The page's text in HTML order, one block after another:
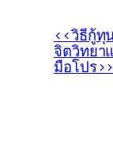
<<วิธีกู้ทุ
จิตวิทยา
มือโปร>>